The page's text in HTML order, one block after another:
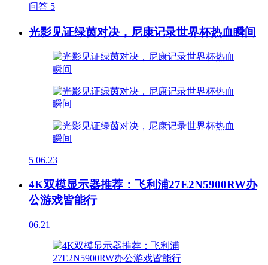
问答 5
光影见证绿茵对决，尼康记录世界杯热血瞬间
5 06.23
4K双模显示器推荐：飞利浦27E2N5900RW办
公游戏皆能行
06.21